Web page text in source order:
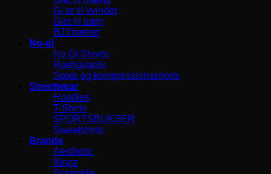
Gi’er til kvinder
Gier til børn
BJJ bælter
No-gi
No Gi Shorts
Rashguards
Spats og kompressionsshorts
Streetwear
Hoodies
T-Shirts
SPORTSBUKSER
Sweatshirts
Brands
Aesthetic
Kingz